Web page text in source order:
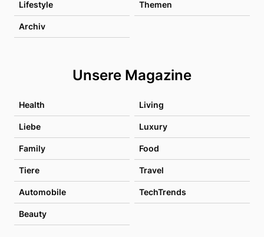
Lifestyle Themen
Archiv
Unsere Magazine
Health Living
Liebe Luxury
Family Food
Tiere Travel
Automobile TechTrends
Beauty